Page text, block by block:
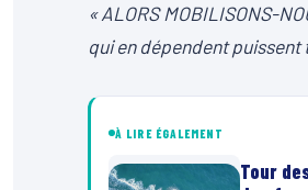
« ALORS MOBILISONS-
qui en dépendent puissent
À LIRE ÉGALEMENT
Tour